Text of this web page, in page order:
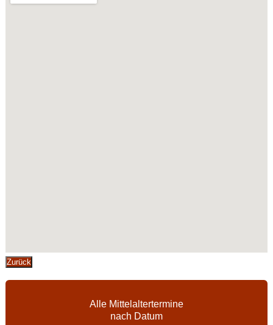
Zurück
Alle Mittelaltertermine
nach Datum